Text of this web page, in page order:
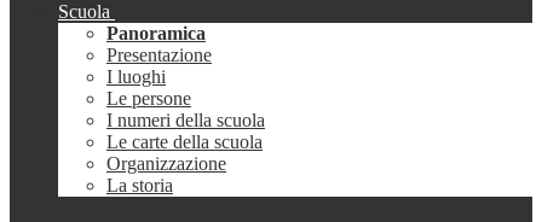
Scuola
Panoramica
Presentazione
I luoghi
Le persone
I numeri della scuola
Le carte della scuola
Organizzazione
La storia